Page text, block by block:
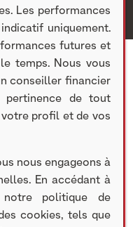
Sentilhes,
et 40
entreprises
une tribune
Les performances
uniquement.
futures et
temps. Nous vous
conseiller financier
pertinence de tout
profil et de vos
nous engageons à
En accédant à
politique de
cookies, tels que